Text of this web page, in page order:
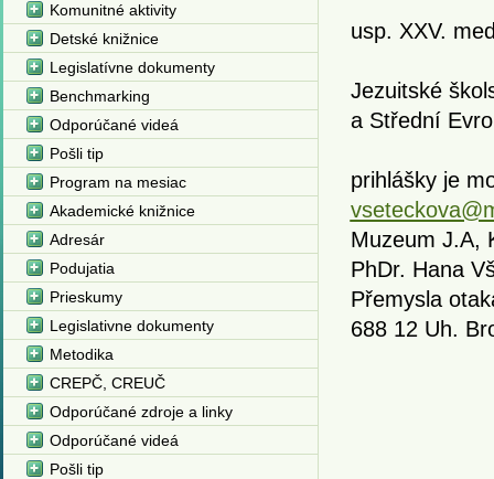
usp. XXV.
Jezuitské
a Střední
prihlášky je
Muzeum J.A,
PhDr. Hana
Přemysla
688 12 Uh.
Komunitné aktivity
Detské knižnice
Legislatívne dokumenty
Benchmarking
Odporúčané videá
Pošli tip
Program na mesiac
Akademické knižnice
Adresár
Podujatia
Prieskumy
Legislativne dokumenty
Metodika
CREPČ, CREUČ
Odporúčané zdroje a linky
Odporúčané videá
Pošli tip